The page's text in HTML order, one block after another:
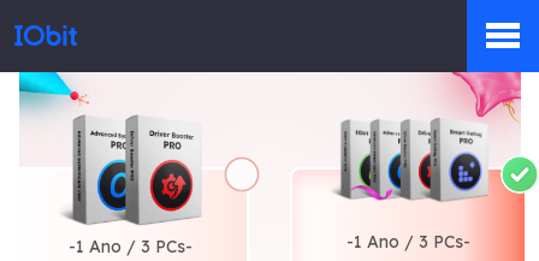
Produtos
Loja
-1 Ano / 3 PCs- -1 Ano / 3 PCs-